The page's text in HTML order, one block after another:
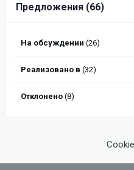
Предложения (66)
На обсуждении (26)
Реализовано в (32)
Отклонено (8)